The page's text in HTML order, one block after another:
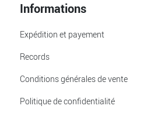
Informations
Expédition et payement
Records
Conditions générales de vente
Politique de confidentialité